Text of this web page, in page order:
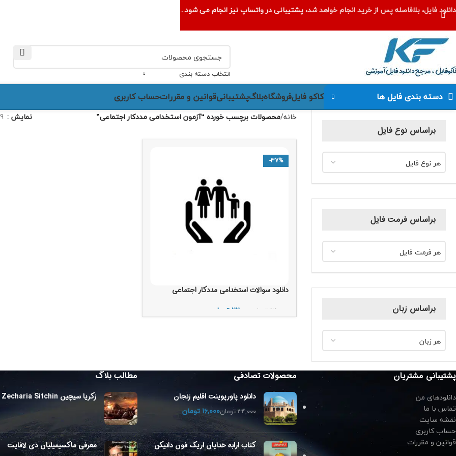
انتخاب دسته بندی
دسته بندی فایل ها کاکو فایلفروشگاهبلاگپشتیبانیقوانین و مقرراتحساب کاربری
براساس نوع فایل
هر نوع فایل
براساس فرمت فایل
هر فرمت فایل
براساس زبان
هر زبان
خانه محصولات برچسب خورده “آزمون استخدامی مددکار اجتماعی” نمایش 9
-37%
دانلود سوالات استخدامی مددکار اجتماعی
۳۵,۰۰۰ تومان ۲۲,۰۰۰ تومان
پشتیبانی مشتریان
دانلودهای من
تماس با ما
نقشه سایت
حساب کاربری
قوانین و مقررات
محصولات تصادفی
دانلود پاورپوینت اقلیم زنجان
۳۴,۰۰۰تومان۱۶,۰۰۰ تومان
کتاب ارابه خدایان اریک فون دانیکن
مطالب بلاگ
زکریا سیچین Zecharia Sitchin
معرفی ماکسیمیلیان دی لافایت
دانلود فایل، بلافاصله پس از خرید انجام خواهد شد،پشتیبانی در واتساپ نیز انجام می شود...